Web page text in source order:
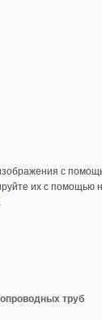
с
их с помощью
труб